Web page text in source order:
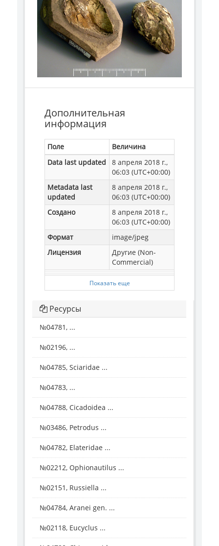
Дополнительная
информация
Поле
Величина
Data last updated
8 апреля 2018 г.,
06:03 (UTC+00:00)
Metadata last
updated
8 апреля 2018 г.,
06:03 (UTC+00:00)
Создано
8 апреля 2018 г.,
06:03 (UTC+00:00)
Формат
image/jpeg
Лицензия
Другие (Non-
Commercial)
Показать еще
Ресурсы
№04781, ...
№02196, ...
№04785, Sciaridae ...
№04783, ...
№04788, Cicadoidea ...
№03486, Petrodus ...
№04782, Elateridae ...
№02212, Ophionautilus ...
№02151, Russiella ...
№04784, Aranei gen. ...
№02118, Eucyclus ...